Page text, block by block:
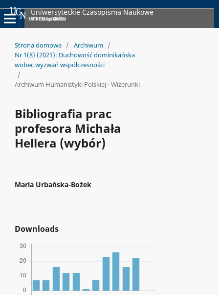
Uniwersyteckie Czasopisma Naukowe
Strona domowa / Archiwum /
Nr 1(8) (2021): Duchowość dominikańska
wobec wyzwań współczesności
/
Archiwum Humanistyki Polskiej - Wizerunki
Bibliografia prac
profesora Michała
Hellera (wybór)
Maria Urbańska-Bożek
Downloads